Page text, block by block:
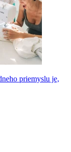
priemyslu je,